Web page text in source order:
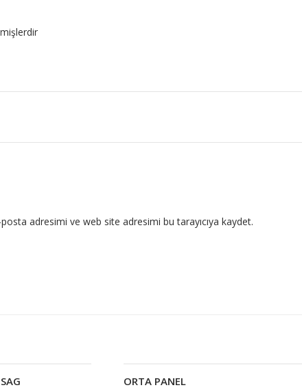
adresimi ve web site adresimi bu tarayıcıya kaydet.
oku ORTA PANEL